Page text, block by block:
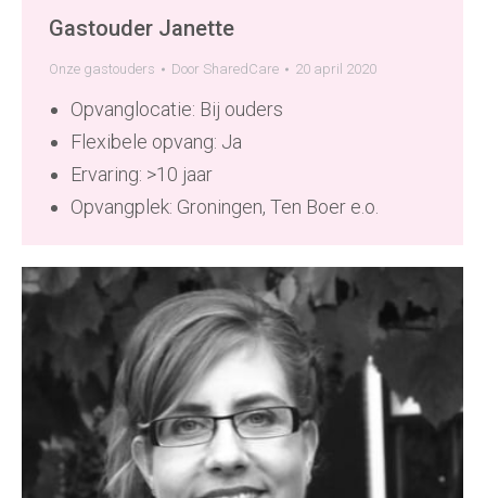
Gastouder Janette
Onze gastouders Door SharedCare 20 april 2020
Opvanglocatie: Bij ouders
Flexibele opvang: Ja
Ervaring: >10 jaar
Opvangplek: Groningen, Ten Boer e.o.